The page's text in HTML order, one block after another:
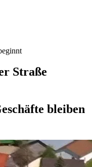
Straße
bleiben